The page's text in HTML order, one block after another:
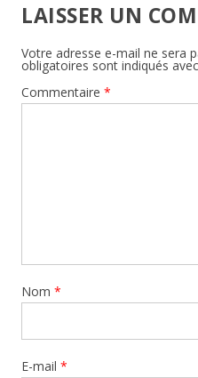
LAISSER UN
Votre adresse e-mail ne sera
obligatoires sont indiqués avec
Commentaire *
Nom *
E-mail *